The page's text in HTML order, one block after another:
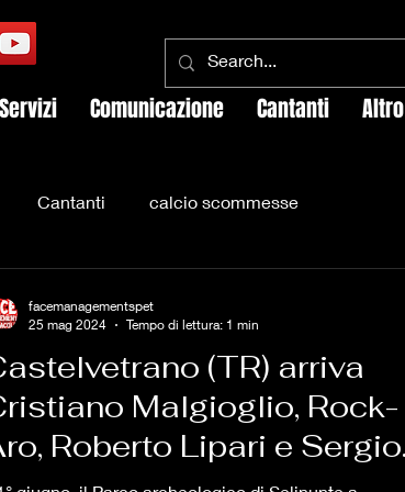
Servizi Comunicazione Cantanti Altro
Cantanti calcio scommesse
Trapper Virgil Asoltanei
Tomaso Trussardi
(TR) arriva
Malgioglio, Rock-
Roberto Lipari e Sergio
facemanagementspet
25 mag 2024
Tempo di lettura: 1 min